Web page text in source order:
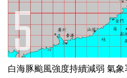
白海豚颱風強度持續減弱 氣